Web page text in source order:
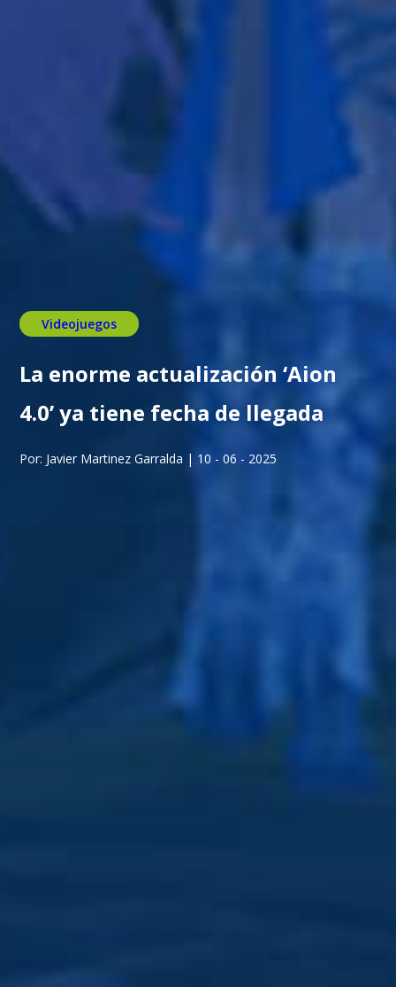
Videojuegos
La enorme actualización ‘Aion
4.0’ ya tiene fecha de llegada
Por: Javier Martinez Garralda | 10 - 06 - 2025